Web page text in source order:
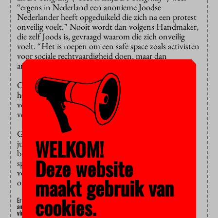
“ergens in Nederland een anonieme Joodse
Nederlander heeft opgeduikeld die zich na een protest
onveilig voelt.” Nooit wordt dan volgens Handmaker,
die zelf Joods is, gevraagd waarom die zich onveilig
voelt. “Het is roepen om een safe space zoals activisten
voor sociale rechtvaardigheid doen, maar dan
andersom.”
Onveilig moet niemand zich voelen, vond iedereen in
het panel, “maar waarom zou je je niet ongemakkelijk
voelen? Er is goede reden om je ongemakkelijk te
voelen.”
Gloria Wekker voelde zich niet ongemakkelijk, maar
juist “doordrenkt met enthousiasme” door de
bijeenkomst, zei ze. Ze waarschuwde wel: “Dit is geen
sprint, maar een marathon, het gaat heel lang duren
voordat er iets wordt bereikt. Laat je niet
ontmoedigen, bedenk dat ik al 50 jaar bezig ben.”
Er staan nog twee teach-ins op het programma, namelijk op 25 maart over
antisemitisme en islamofobie en op 16 april over het internationale
vluchtelingenrecht.
WELKOM!
Deze website
maakt gebruik van
cookies.